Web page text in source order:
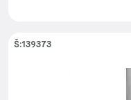
Š:139373